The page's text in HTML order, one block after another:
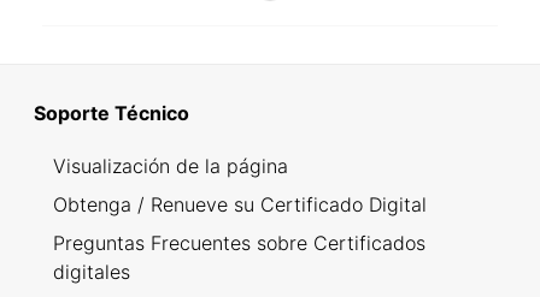
Soporte Técnico
Visualización de la página
Obtenga / Renueve su Certificado Digital
Preguntas Frecuentes sobre Certificados
digitales